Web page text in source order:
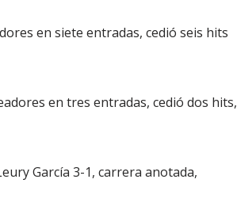
en siete entradas, cedió seis hits
en tres entradas, cedió dos hits,
García 3-1, carrera anotada,